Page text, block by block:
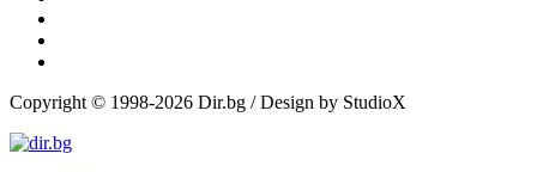
Copyright © 1998-2026 Dir.bg / Design by StudioX